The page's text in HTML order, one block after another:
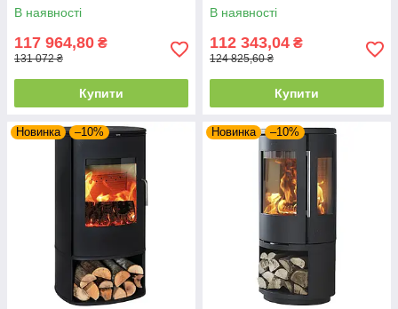
В наявності
117 964,80 ₴
131 072 ₴
Купити
В наявності
112 343,04 ₴
124 825,60 ₴
Купити
Новинка –10% Новинка –10%